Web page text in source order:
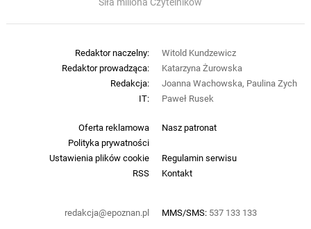
Oferta reklamowa
Nasz patronat
Polityka prywatności
Ustawienia plików cookie
Regulamin serwisu
RSS
Kontakt
redakcja@epoznan.pl MMS/SMS: 537 133 133
Redaktor naczelny:
Witold Kundzewicz
Redaktor prowadząca:
Katarzyna Żurowska
Redakcja:
Joanna Wachowska, Paulina Zych
IT:
Paweł Rusek